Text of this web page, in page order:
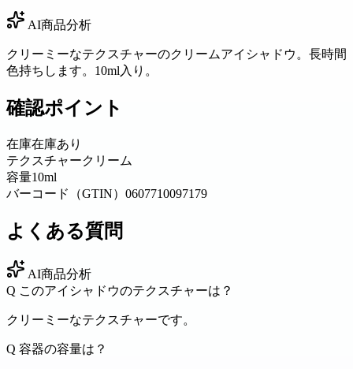
AI商品分析
クリーミーなテクスチャーのクリームアイシャドウ。長時間
色持ちします。10ml入り。
確認ポイント
在庫在庫あり
テクスチャークリーム
容量10ml
バーコード（GTIN） 0607710097179
よくある質問
AI商品分析
Q このアイシャドウのテクスチャーは？
クリーミーなテクスチャーです。
Q 容器の容量は？